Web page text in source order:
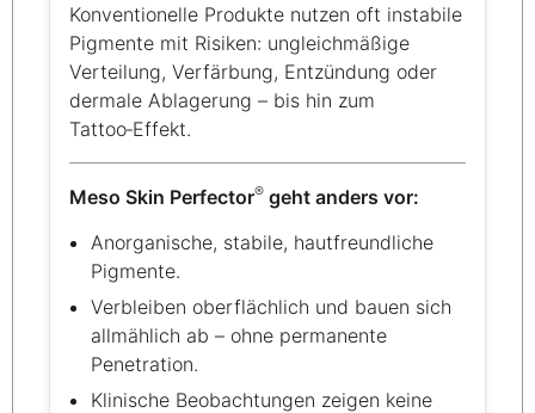
Konventionelle Produkte nutzen oft instabile
Pigmente mit Risiken: ungleichmäßige
Verteilung, Verfärbung, Entzündung oder
dermale Ablagerung – bis hin zum
Tattoo‑Effekt.
Meso Skin Perfector® geht anders vor:
Anorganische, stabile, hautfreundliche
Pigmente.
Verbleiben oberflächlich und bauen sich
allmählich ab – ohne permanente
Penetration.
Klinische Beobachtungen zeigen keine